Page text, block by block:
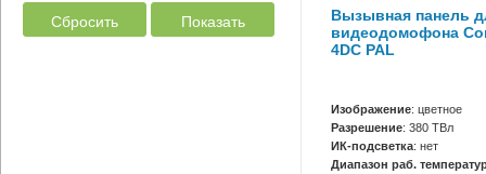
Сбросить Показать
Вызывная панель
видеодомофона
4DC PAL
Изображение: цветное
Разрешение: 380 ТВл
ИК-подсветка: нет
Диапазон раб.